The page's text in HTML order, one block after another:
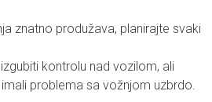
znatno produžava, planirajte svaki
kontrolu nad vozilom, ali
problema sa vožnjom uzbrdo.